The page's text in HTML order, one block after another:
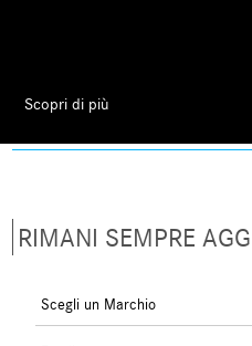
Scopri di più
RIMANI SEMPRE